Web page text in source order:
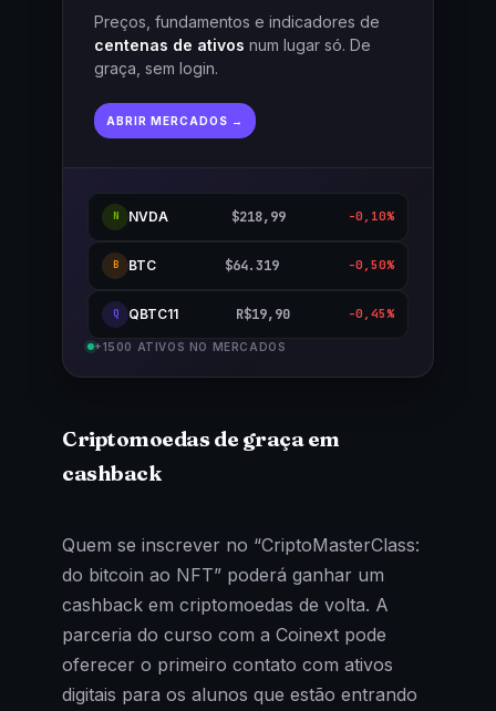
Preços, fundamentos e indicadores de
centenas de ativos num lugar só. De
graça, sem login.
ABRIR MERCADOS →
N NVDA $218,99 -0,10%
B BTC $64.319 -0,50%
Q QBTC11 R$19,90 -0,45%
+1500 ATIVOS NO MERCADOS
Criptomoedas de graça em
cashback
Quem se inscrever no “CriptoMasterClass:
do bitcoin ao NFT” poderá ganhar um
cashback em criptomoedas de volta. A
parceria do curso com a Coinext pode
oferecer o primeiro contato com ativos
digitais para os alunos que estão entrando